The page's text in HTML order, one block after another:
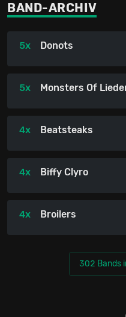
BAND-ARCHIV
5x Donots
5x Monsters Of
4x Beatsteaks
4x Biffy Clyro
4x Broilers
302 Bands